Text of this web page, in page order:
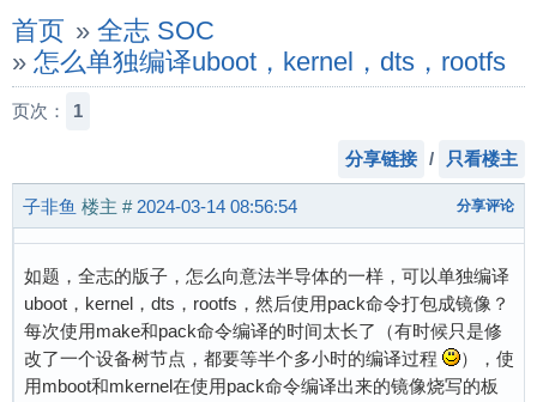
首页 » 全志 SOC
» 怎么单独编译uboot，kernel，dts，rootfs
页次： 1
分享链接 / 只看楼主
子非鱼 楼主 # 2024-03-14 08:56:54 分享评论
如题，全志的版子，怎么向意法半导体的一样，可以单独编译
uboot，kernel，dts，rootfs，然后使用pack命令打包成镜像？
每次使用make和pack命令编译的时间太长了（有时候只是修
改了一个设备树节点，都要等半个多小时的编译过程
），使
用mboot和mkernel在使用pack命令编译出来的镜像烧写的板